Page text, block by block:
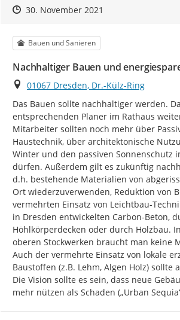
Zeitpunkt des Erstellens
Zeitpunkt des Erstellens
30. November 2021
Kategorie
Bauen und Sanieren
Nachhaltiger Bauen und
Ort
01067 Dresden, Dr.-Külz-Ring
Das Bauen sollte nachhaltiger werden.
entsprechenden Planer im Rathaus
Mitarbeiter sollten noch mehr über
Haustechnik, über architektonische
Winter und den passiven Sonnenschutz
dürfen. Außerdem gilt es zukünftig
d.h. bestehende Materialien von
Ort wiederzuverwenden, Reduktion von
vermehrten Einsatz von Leichtbau-
in Dresden entwickelten Carbon-Beton,
Höhlkörperdecken oder durch Holzbau.
oberen Stockwerken braucht man keine
Auch der vermehrte Einsatz von lokale
Baustoffen (z.B. Lehm, Algen Holz) sollte
Die Vision sollte es sein, dass neue
mehr nützen als Schaden („Urban